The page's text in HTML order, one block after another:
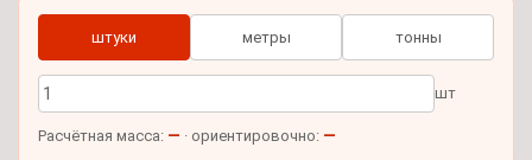
штуки метры тонны
шт
Расчётная масса: — · ориентировочно: —